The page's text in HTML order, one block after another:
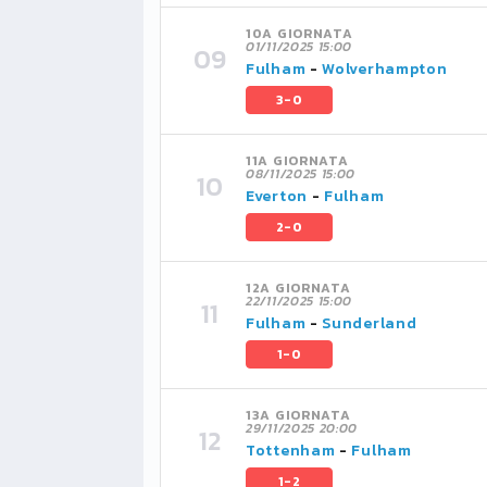
10A GIORNATA
01/11/2025 15:00
Fulham -Wolverhampton
3-0
11A GIORNATA
08/11/2025 15:00
Everton - Fulham
2-0
12A GIORNATA
22/11/2025 15:00
Fulham - Sunderland
1-0
13A GIORNATA
29/11/2025 20:00
Tottenham - Fulham
1-2